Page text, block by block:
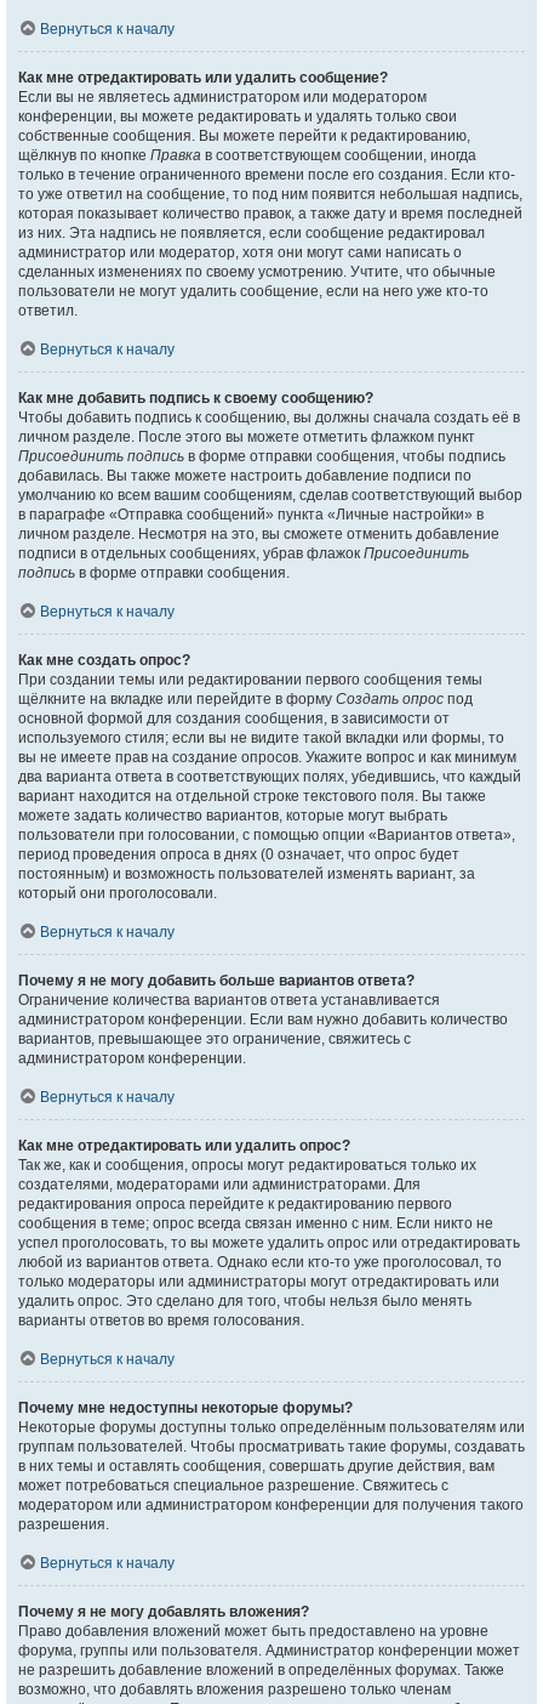
Вернуться к началу
Как мне отредактировать или удалить сообщение?
Если вы не являетесь администратором или модератором
конференции, вы можете редактировать и удалять только свои
собственные сообщения. Вы можете перейти к редактированию,
щёлкнув по кнопке Правка в соответствующем сообщении, иногда
только в течение ограниченного времени после его создания. Если кто-
то уже ответил на сообщение, то под ним появится небольшая надпись,
которая показывает количество правок, а также дату и время последней
из них. Эта надпись не появляется, если сообщение редактировал
администратор или модератор, хотя они могут сами написать о
сделанных изменениях по своему усмотрению. Учтите, что обычные
пользователи не могут удалить сообщение, если на него уже кто-то
ответил.
Вернуться к началу
Как мне добавить подпись к своему сообщению?
Чтобы добавить подпись к сообщению, вы должны сначала создать её в
личном разделе. После этого вы можете отметить флажком пункт
Присоединить подпись в форме отправки сообщения, чтобы подпись
добавилась. Вы также можете настроить добавление подписи по
умолчанию ко всем вашим сообщениям, сделав соответствующий выбор
в параграфе «Отправка сообщений» пункта «Личные настройки» в
личном разделе. Несмотря на это, вы сможете отменить добавление
подписи в отдельных сообщениях, убрав флажок Присоединить
подпись в форме отправки сообщения.
Вернуться к началу
Как мне создать опрос?
При создании темы или редактировании первого сообщения темы
щёлкните на вкладке или перейдите в форму Создать опрос под
основной формой для создания сообщения, в зависимости от
используемого стиля; если вы не видите такой вкладки или формы, то
вы не имеете прав на создание опросов. Укажите вопрос и как минимум
два варианта ответа в соответствующих полях, убедившись, что каждый
вариант находится на отдельной строке текстового поля. Вы также
можете задать количество вариантов, которые могут выбрать
пользователи при голосовании, с помощью опции «Вариантов ответа»,
период проведения опроса в днях (0 означает, что опрос будет
постоянным) и возможность пользователей изменять вариант, за
который они проголосовали.
Вернуться к началу
Почему я не могу добавить больше вариантов ответа?
Ограничение количества вариантов ответа устанавливается
администратором конференции. Если вам нужно добавить количество
вариантов, превышающее это ограничение, свяжитесь с
администратором конференции.
Вернуться к началу
Как мне отредактировать или удалить опрос?
Так же, как и сообщения, опросы могут редактироваться только их
создателями, модераторами или администраторами. Для
редактирования опроса перейдите к редактированию первого
сообщения в теме; опрос всегда связан именно с ним. Если никто не
успел проголосовать, то вы можете удалить опрос или отредактировать
любой из вариантов ответа. Однако если кто-то уже проголосовал, то
только модераторы или администраторы могут отредактировать или
удалить опрос. Это сделано для того, чтобы нельзя было менять
варианты ответов во время голосования.
Вернуться к началу
Почему мне недоступны некоторые форумы?
Некоторые форумы доступны только определённым пользователям или
группам пользователей. Чтобы просматривать такие форумы, создавать
в них темы и оставлять сообщения, совершать другие действия, вам
может потребоваться специальное разрешение. Свяжитесь с
модератором или администратором конференции для получения такого
разрешения.
Вернуться к началу
Почему я не могу добавлять вложения?
Право добавления вложений может быть предоставлено на уровне
форума, группы или пользователя. Администратор конференции может
не разрешить добавление вложений в определённых форумах. Также
возможно, что добавлять вложения разрешено только членам